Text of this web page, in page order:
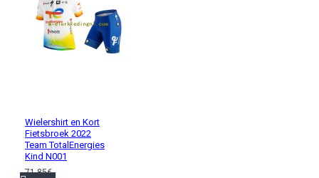
Wielershirt en Kort
Fietsbroek 2022
Team TotalEnergies
Kind N001
71,85€